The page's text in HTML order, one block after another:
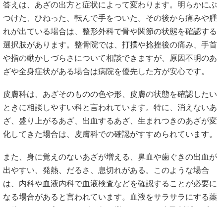
なる場合があると言われています。血液をサラサラにする薬
を飲んでいる方も、あざが急に増えたときは自己判断せず、
主治医へ相談しましょう。
大切なのは、「痛くないから大丈夫」と決めつけないことで
す。反対に、1回だけの軽いあざで、日ごとに薄くなり、痛
よいケースもあります。不安なときは、あざの写真を撮って
おくと、広がり方や色の変化を説明しやすくなります。
https://ubie.app/byoki_qa/clinical-questions/dc-zf4c7ai
https://ubie.app/byoki_qa/clinical-questions/udkpmjew42dp
#手にあざ #病院に行く目安 #皮膚科相談 #血液内科 #整骨院
で相談